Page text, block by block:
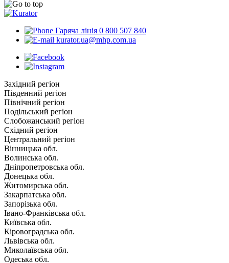
Гаряча лінія 0 800 507 840
kurator.ua@mhp.com.ua
Західний регіон
Південний регіон
Північний регіон
Подільський регіон
Слобожанський регіон
Східний регіон
Центральний регіон
Вінницька обл.
Волинська обл.
Дніпропетровська обл.
Донецька обл.
Житомирська обл.
Закарпатська обл.
Запорізька обл.
Івано-Франківська обл.
Київська обл.
Кіровоградська обл.
Львівська обл.
Миколаївська обл.
Одеська обл.